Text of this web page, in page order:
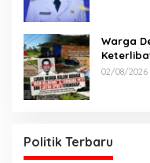
Warga Desak APH Usut
02/08/2026
Politik Terbaru